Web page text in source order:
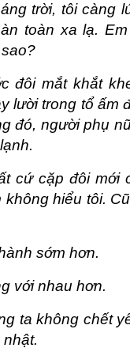
trời, tôi càng
toàn xa lạ.
đôi mắt khắt
lười trong tổ ấm
đó, người phụ
cứ cặp đôi mới
hiểu tôi.
sớm hơn.
với nhau hơn.
ta không chết